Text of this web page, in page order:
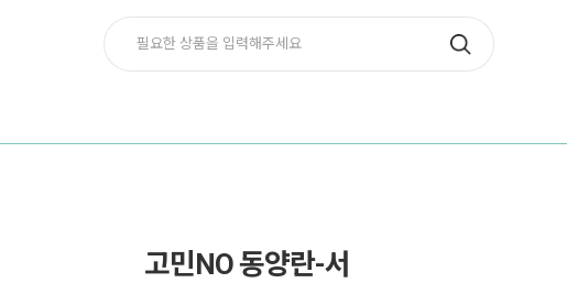
고민NO 동양란-서